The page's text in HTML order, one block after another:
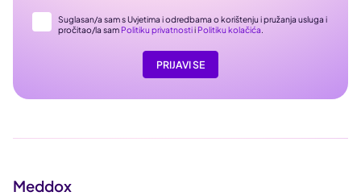
Suglasan/a sam s Uvjetima i odredbama o korištenju i pružanja usluga i
pročitao/la sam Politiku privatnostii Politiku kolačića.
PRIJAVI SE
Meddox